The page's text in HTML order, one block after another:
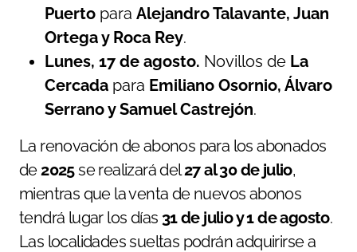
Puerto para Alejandro Talavante, Juan
Ortega y Roca Rey.
Lunes, 17 de agosto. Novillos de La
Cercada para Emiliano Osornio, Álvaro
Serrano y Samuel Castrejón.
La renovación de abonos para los abonados
de 2025se realizará del27 al 30 de julio,
mientras que la venta de nuevos abonos
tendrá lugar los días 31 de julio y 1 de agosto.
Las localidades sueltas podrán adquirirse a